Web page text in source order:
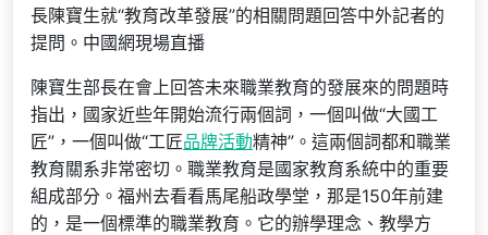
長陳寶生就“教育改革發展”的相關問題回答中外記者的
提問。中國網現場直播
陳寶生部長在會上回答未來職業教育的發展來的問題時
指出，國家近些年開始流行兩個詞，一個叫做“大國工
匠”，一個叫做“工匠品牌活動精神”。這兩個詞都和職業
教育關系非常密切。職業教育是國家教育系統中的重要
組成部分。福州去看看馬尾船政學堂，那是150年前建
的，是一個標準的職業教育。它的辦學理念、教學方